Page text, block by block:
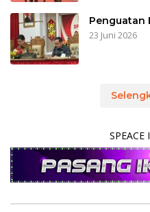
Penguatan
23 Juni 2026
SPEACE